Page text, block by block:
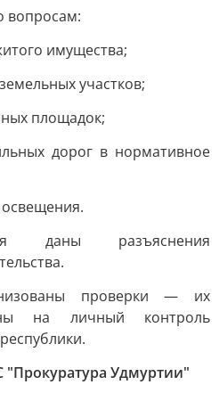
вопросам:
имущества;
участков;
площадок;
дорог в нормативное
даны разъяснения
проверки — их
на личный контроль
"Прокуратура Удмуртии"